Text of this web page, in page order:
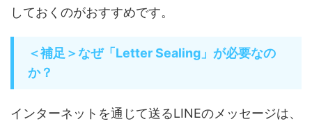
しておくのがおすすめです。
＜補足＞なぜ「Letter Sealing」が必要なの
か？
インターネットを通じて送るLINEのメッセージは、